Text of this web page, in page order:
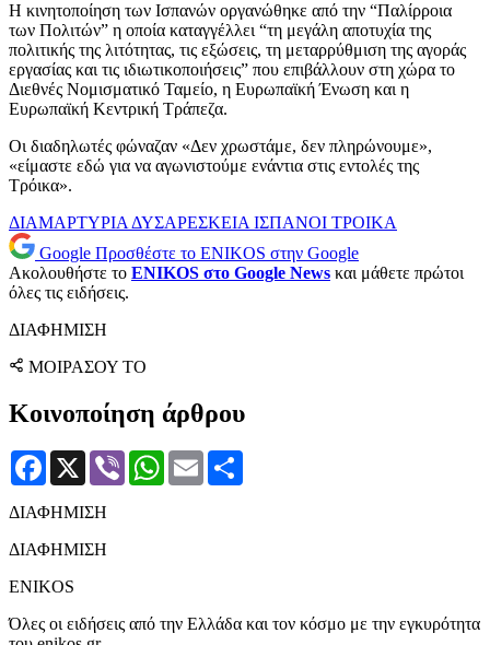
Η κινητοποίηση των Ισπανών οργανώθηκε από την “Παλίρροια
των Πολιτών” η οποία καταγγέλλει “τη μεγάλη αποτυχία της
πολιτικής της λιτότητας, τις εξώσεις, τη μεταρρύθμιση της αγοράς
εργασίας και τις ιδιωτικοποιήσεις” που επιβάλλουν στη χώρα το
Διεθνές Νομισματικό Ταμείο, η Ευρωπαϊκή Ένωση και η
Ευρωπαϊκή Κεντρική Τράπεζα.
Οι διαδηλωτές φώναζαν «Δεν χρωστάμε, δεν πληρώνουμε»,
«είμαστε εδώ για να αγωνιστούμε ενάντια στις εντολές της
Τρόικα».
ΔΙΑΜΑΡΤΥΡΙΑ ΔΥΣΑΡΕΣΚΕΙΑ ΙΣΠΑΝΟΙ ΤΡΟΙΚΑ
Google Προσθέστε το ENIKOS στην Google
Ακολουθήστε το ENIKOS στο Google News και μάθετε πρώτοι
όλες τις ειδήσεις.
ΔΙΑΦΗΜΙΣΗ
ΜΟΙΡΑΣΟΥ ΤΟ
Κοινοποίηση άρθρου
Facebook
X Viber WhatsApp
Email
ΔΙΑΦΗΜΙΣΗ
ΔΙΑΦΗΜΙΣΗ
ENIKOS
Όλες οι ειδήσεις από την Ελλάδα και τον κόσμο με την εγκυρότητα